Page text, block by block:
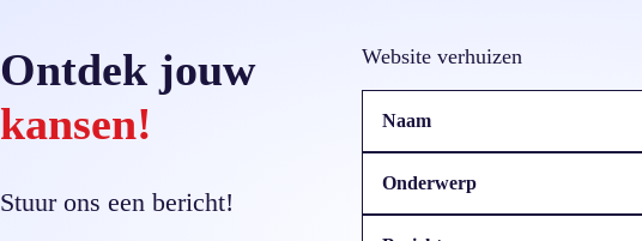
Ontdek jouw
kansen!
Stuur ons een bericht!
Website verhuizen